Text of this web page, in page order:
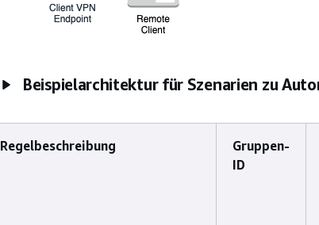
Beispielarchitektur für Szenarien zu
Regelbeschreibung
Gruppen-
ID